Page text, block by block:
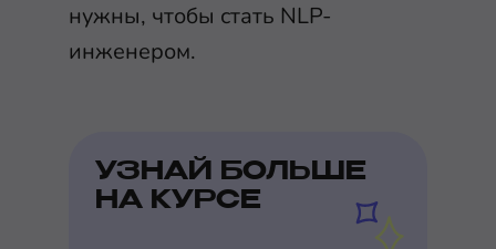
нужны, чтобы стать NLP-
инженером.
УЗНАЙ БОЛЬШЕ
НА КУРСЕ